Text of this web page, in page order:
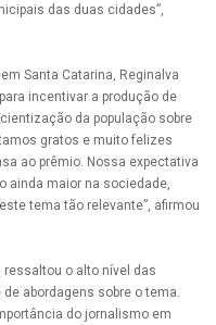
das duas cidades”,
Santa Catarina, Reginalva
incentivar a produção de
da população sobre
gratos e muito felizes
ao prêmio. Nossa expectativa
ainda maior na sociedade,
tema tão relevante”, afirmou
ressaltou o alto nível das
abordagens sobre o tema.
do jornalismo em